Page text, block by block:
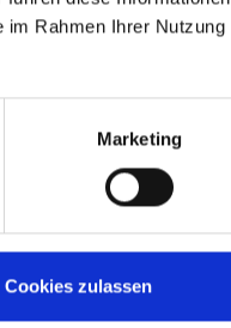
im Rahmen Ihrer Nutzung
Marketing
Cookies zulassen